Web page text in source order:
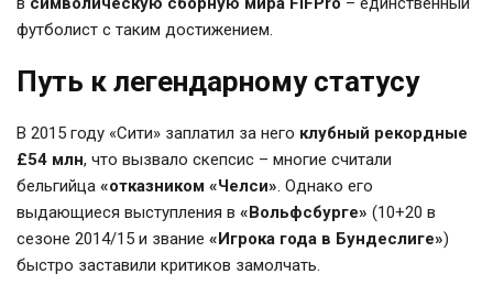
футболист с таким достижением.
Путь к легендарному статусу
В 2015 году «Сити» заплатил за него клубный рекордные
£54 млн, что вызвало скепсис – многие считали
бельгийца «отказником «Челси». Однако его
выдающиеся выступления в «Вольфсбурге» (10+20 в
сезоне 2014/15 и звание «Игрока года в Бундеслиге»)
быстро заставили критиков замолчать.